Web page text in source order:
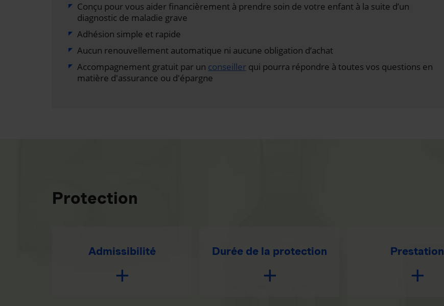
Conçu pour vous aider financièrement à prendre soin de votre enfant à la suite d’un
diagnostic de maladie grave
Adhésion simple et rapide
Aucun renouvellement automatique ni aucune obligation d’achat
Accompagnement gratuit par un conseiller qui pourra répondre à toutes vos questions en
matière d'assurance ou d'épargne
Protection
Admissibilité Durée de la protection Prestation